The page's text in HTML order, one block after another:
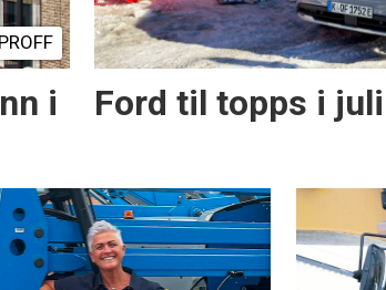
i
Ford til topps i juli